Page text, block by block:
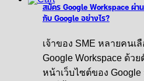
สมัคร Google Workspace ผ่า
กับ Google อย่างไร?
เจ้าของ SME หลายคนเ
Google Workspace ด้วย
หน้าเว็บไซต์ของ Google